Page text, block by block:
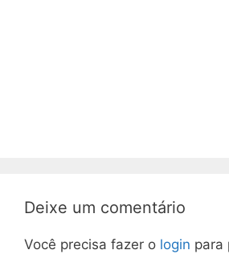
Deixe um comentário
Você precisa fazer o login para